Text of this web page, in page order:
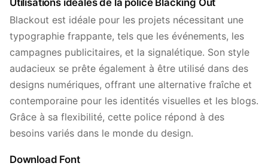
Utilisations idéales de la police Blacking Out
Blackout est idéale pour les projets nécessitant une
typographie frappante, tels que les événements, les
campagnes publicitaires, et la signalétique. Son style
audacieux se prête également à être utilisé dans des
designs numériques, offrant une alternative fraîche et
contemporaine pour les identités visuelles et les blogs.
Grâce à sa flexibilité, cette police répond à des
besoins variés dans le monde du design.
Download Font